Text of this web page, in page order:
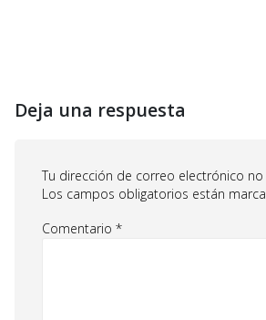
Deja una respuesta
Tu dirección de correo electrónico
Los campos obligatorios están
Comentario *